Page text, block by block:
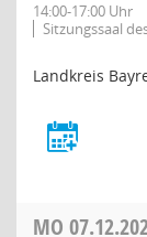
14:00-17:00 Uhr
Sitzungssaal
Landkreis
MO